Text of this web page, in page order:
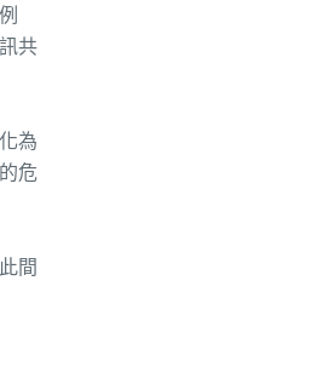
共
為
危
間